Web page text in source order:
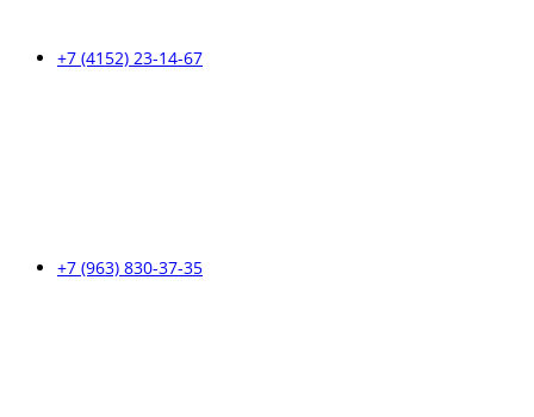
+7 (4152) 23-14-67
+7 (963) 830-37-35